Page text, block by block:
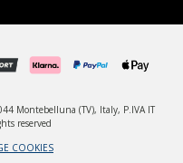
Montebelluna (TV), Italy, P.IVA IT
reserved
COOKIES